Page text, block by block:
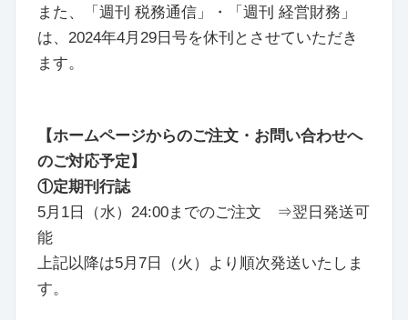
また、「週刊 税務通信」・「週刊 経営財務」
は、2024年4月29日号を休刊とさせていただき
ます。
【ホームページからのご注文・お問い合わせへ
のご対応予定】
①定期刊行誌
5月1日（水）24:00までのご注文 ⇒翌日発送可
能
上記以降は5月7日（火）より順次発送いたしま
す。